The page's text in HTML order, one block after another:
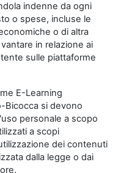
indenne da ogni
o spese, incluse le
o di altra
in relazione ai
sulle piattaforme
E-Learning
Bicocca si devono
personale a scopo
a scopi
dei contenuti
dalla legge o dai